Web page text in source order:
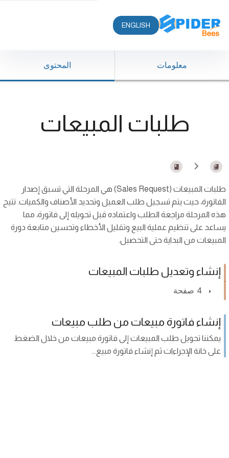
ENGLISH
معلومات المحتوى
طلبات المبيعات
طلبات المبيعات (Sales Request) هي المرحلة التي تسبق إصدار
الفاتورة، حيث يتم تسجيل طلب العميل وتحديد الأصناف والكميات. تتيح
هذه المرحلة مراجعة الطلب واعتماده قبل تحويله إلى فاتورة، مما
يساعد على تنظيم عملية البيع وتقليل الأخطاء وتحسين متابعة دورة
المبيعات من البداية حتى التحصيل.
إنشاء وتعديل طلبات المبيعات
4 صفحة
إنشاء فاتورة مبيعات من طلب مبيعات
يمكننا تحويل طلب المبيعات إلى فاتورة مبيعات من خلال الضغط
على خانة الإجراءات ثم إنشاء فاتورة مبيع...